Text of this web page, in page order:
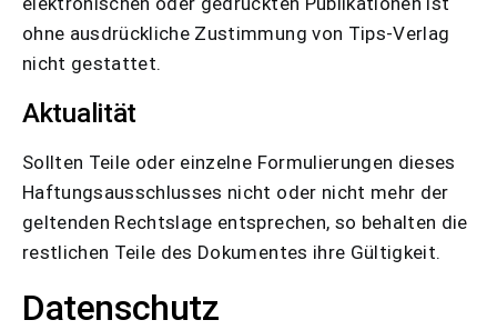
ohne ausdrückliche Zustimmung von Tips-Verlag
nicht gestattet.
Aktualität
Sollten Teile oder einzelne Formulierungen dieses
Haftungsausschlusses nicht oder nicht mehr der
geltenden Rechtslage entsprechen, so behalten die
restlichen Teile des Dokumentes ihre Gültigkeit.
Datenschutz